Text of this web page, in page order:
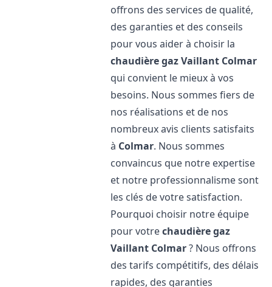
offrons des services de qualité,
des garanties et des conseils
pour vous aider à choisir la
chaudière gaz Vaillant Colmar
qui convient le mieux à vos
besoins. Nous sommes fiers de
nos réalisations et de nos
nombreux avis clients satisfaits
à Colmar. Nous sommes
convaincus que notre expertise
et notre professionnalisme sont
les clés de votre satisfaction.
Pourquoi choisir notre équipe
pour votrechaudière gaz
Vaillant Colmar? Nous offrons
des tarifs compétitifs, des délais
rapides, des garanties